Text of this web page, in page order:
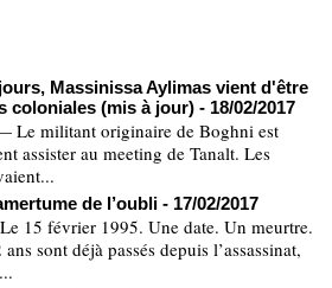
Massinissa Aylimas vient d'être
coloniales (mis à jour) - 18/02/2017
Le militant originaire de Boghni est
assister au meeting de Tanalt. Les
de l’oubli - 17/02/2017
15 février 1995. Une date. Un meurtre.
sont déjà passés depuis l’assassinat,